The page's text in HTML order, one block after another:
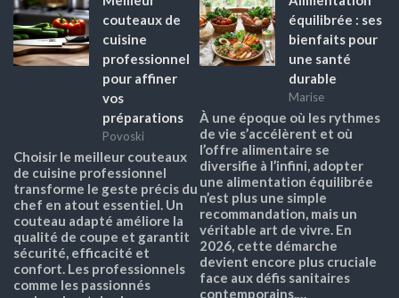
couteaux de
cuisine
professionnel
pour affiner
vos
préparations
Povoski
Choisir le meilleur couteaux
de cuisine professionnel
transforme le geste précis du
chef en atout essentiel. Un
couteau adapté améliore la
qualité de coupe et garantit
sécurité, efficacité et
confort. Les professionnels
comme les passionnés
équilibrée : ses
bienfaits pour
une santé
durable
Marise
À une époque où les rythmes
de vie s’accélèrent et où
l’offre alimentaire se
diversifie à l’infini, adopter
une alimentation équilibrée
n’est plus une simple
recommandation, mais un
véritable art de vivre. En
2026, cette démarche
devient encore plus cruciale
face aux défis sanitaires
contemporains,…